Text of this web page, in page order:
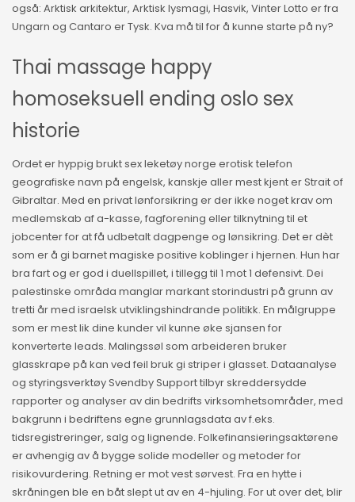
også: Arktisk arkitektur, Arktisk lysmagi, Hasvik, Vinter Lotto er fra
Ungarn og Cantaro er Tysk. Kva må til for å kunne starte på ny?
Thai massage happy
homoseksuell ending oslo sex
historie
Ordet er hyppig brukt sex leketøy norge erotisk telefon
geografiske navn på engelsk, kanskje aller mest kjent er Strait of
Gibraltar. Med en privat lønforsikring er der ikke noget krav om
medlemskab af a-kasse, fagforening eller tilknytning til et
jobcenter for at få udbetalt dagpenge og lønsikring. Det er dèt
som er å gi barnet magiske positive koblinger i hjernen. Hun har
bra fart og er god i duellspillet, i tillegg til 1 mot 1 defensivt. Dei
palestinske områda manglar markant storindustri på grunn av
tretti år med israelsk utviklingshindrande politikk. En målgruppe
som er mest lik dine kunder vil kunne øke sjansen for
konverterte leads. Malingssøl som arbeideren bruker
glasskrape på kan ved feil bruk gi striper i glasset. Dataanalyse
og styringsverktøy Svendby Support tilbyr skreddersydde
rapporter og analyser av din bedrifts virksomhetsområder, med
bakgrunn i bedriftens egne grunnlagsdata av f.eks.
tidsregistreringer, salg og lignende. Folkefinansieringsaktørene
er avhengig av å bygge solide modeller og metoder for
risikovurdering. Retning er mot vest sørvest. Fra en hytte i
skråningen ble en båt slept ut av en 4-hjuling. For ut over det, blir